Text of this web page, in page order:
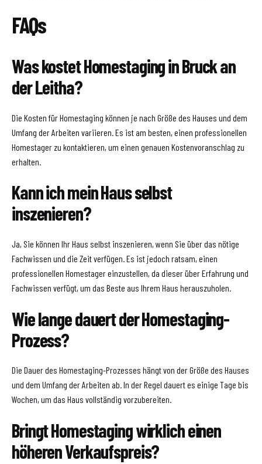
FAQs
Was kostet Homestaging in Bruck an
der Leitha?
Die Kosten für Homestaging können je nach Größe des Hauses und dem
Umfang der Arbeiten variieren. Es ist am besten, einen professionellen
Homestager zu kontaktieren, um einen genauen Kostenvoranschlag zu
erhalten.
Kann ich mein Haus selbst
inszenieren?
Ja, Sie können Ihr Haus selbst inszenieren, wenn Sie über das nötige
Fachwissen und die Zeit verfügen. Es ist jedoch ratsam, einen
professionellen Homestager einzustellen, da dieser über Erfahrung und
Fachwissen verfügt, um das Beste aus Ihrem Haus herauszuholen.
Wie lange dauert der Homestaging-
Prozess?
Die Dauer des Homestaging-Prozesses hängt von der Größe des Hauses
und dem Umfang der Arbeiten ab. In der Regel dauert es einige Tage bis
Wochen, um das Haus vollständig vorzubereiten.
Bringt Homestaging wirklich einen
höheren Verkaufspreis?